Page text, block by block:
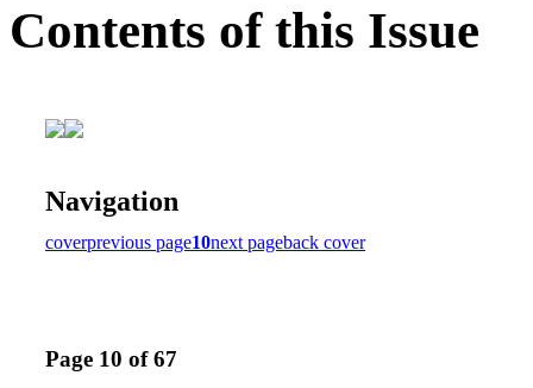
Contents of this Issue
Navigation
coverprevious page10next pageback cover
Page 10 of 67